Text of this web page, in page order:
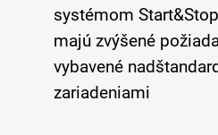
systémom
majú zvýšené
vybavené
zariadeniami